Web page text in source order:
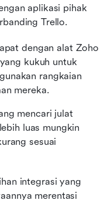
aplikasi pihak
Trello.
dengan alat Zoho
kukuh untuk
rangkaian
mereka.
mencari julat
luas mungkin
sesuai
integrasi yang
merentasi